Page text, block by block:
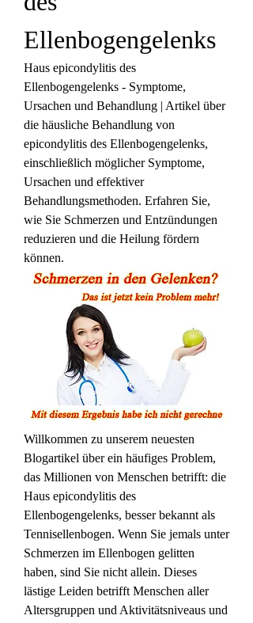
Ellenbogengelenks
Haus epicondylitis des
Ellenbogengelenks - Symptome,
Ursachen und Behandlung | Artikel über
die häusliche Behandlung von
epicondylitis des Ellenbogengelenks,
einschließlich möglicher Symptome,
Ursachen und effektiver
Behandlungsmethoden. Erfahren Sie,
wie Sie Schmerzen und Entzündungen
reduzieren und die Heilung fördern
können.
Willkommen zu unserem neuesten
Blogartikel über ein häufiges Problem,
das Millionen von Menschen betrifft: die
Haus epicondylitis des
Ellenbogengelenks, besser bekannt als
Tennisellenbogen. Wenn Sie jemals unter
Schmerzen im Ellenbogen gelitten
haben, sind Sie nicht allein. Dieses
lästige Leiden betrifft Menschen aller
Altersgruppen und Aktivitätsniveaus und